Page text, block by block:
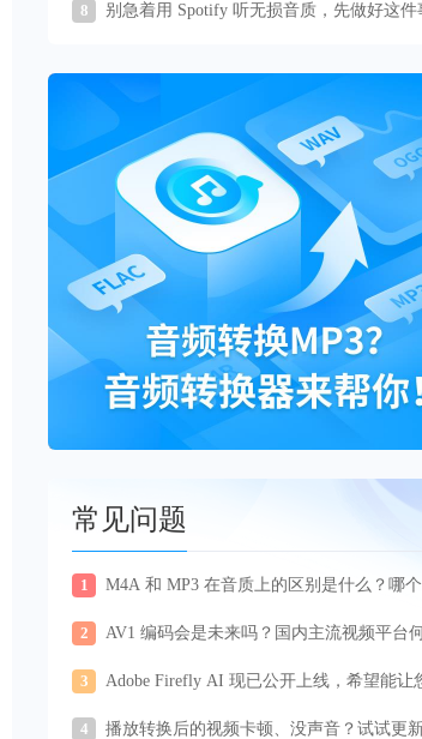
8
别急着用 Spotify 听无损音质，先做好这件
常见问题
1
M4A 和 MP3 在音质上的区别是什么？哪
2
AV1 编码会是未来吗？国内主流视频平台
3
Adobe Firefly AI 现已公开上线，希望能让
4
播放转换后的视频卡顿、没声音？试试更